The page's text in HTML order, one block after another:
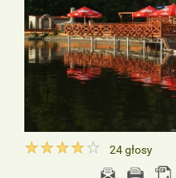
24głosy